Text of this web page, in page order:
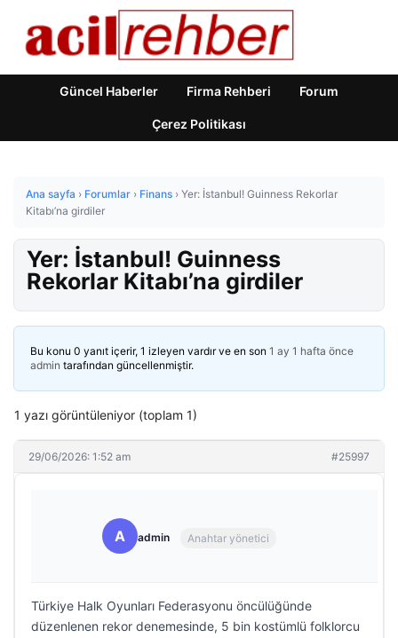
Güncel Haberler Firma Rehberi Forum
Çerez Politikası
Ana sayfa › Forumlar › Finans › Yer: İstanbul! Guinness Rekorlar
Kitabı’na girdiler
Yer: İstanbul! Guinness
Rekorlar Kitabı’na girdiler
Bu konu 0 yanıt içerir, 1 izleyen vardır ve en son 1 ay 1 hafta önce
admin tarafından güncellenmiştir.
1 yazı görüntüleniyor (toplam 1)
29/06/2026: 1:52 am #25997
A admin Anahtar yönetici
Türkiye Halk Oyunları Federasyonu öncülüğünde
düzenlenen rekor denemesinde, 5 bin kostümlü folklorcu